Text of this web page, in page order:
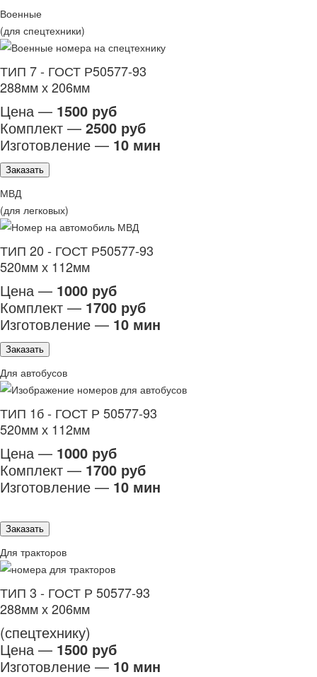
Военные
(для спецтехники)
ТИП 7 - ГОСТ Р50577-93
288мм х 206мм
Цена — 1500 руб
Комплект — 2500 руб
Изготовление — 10 мин
Заказать
МВД
(для легковых)
ТИП 20 - ГОСТ Р50577-93
520мм х 112мм
Цена — 1000 руб
Комплект — 1700 руб
Изготовление — 10 мин
Заказать
Для автобусов
ТИП 1б - ГОСТ Р 50577-93
520мм х 112мм
Цена — 1000 руб
Комплект — 1700 руб
Изготовление — 10 мин
Заказать
Для тракторов
ТИП 3 - ГОСТ Р 50577-93
288мм х 206мм
(спецтехнику)
Цена — 1500 руб
Изготовление — 10 мин